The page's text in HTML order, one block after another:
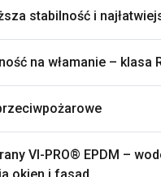
stabilność i
na włamanie – klasa
VI-PRO® EPDM –